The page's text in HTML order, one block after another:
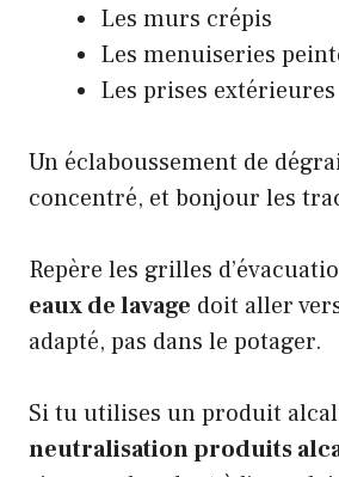
Les murs crépis
Les menuiseries
Les prises extérieures
Un éclaboussement de
concentré, et bonjour les
Repère les grilles
eaux de lavage doit aller
adapté, pas dans le potager.
Si tu utilises un produit
neutralisation produits